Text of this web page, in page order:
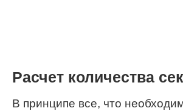
Расчет количества
В принципе все, что